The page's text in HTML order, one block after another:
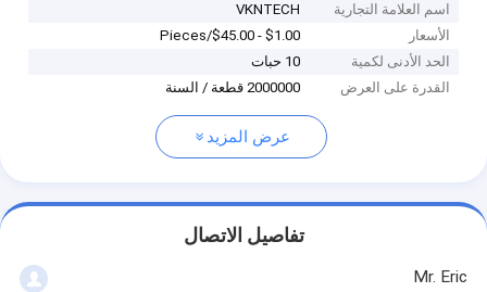
اسم العلامة التجارية
VKNTECH
الأسعار
$1.00 - $45.00/Pieces
الحد الأدنى لكمية
10 حبات
القدرة على العرض
2000000 قطعة / السنة
عرض المزيد
تفاصيل الاتصال
Mr. Eric